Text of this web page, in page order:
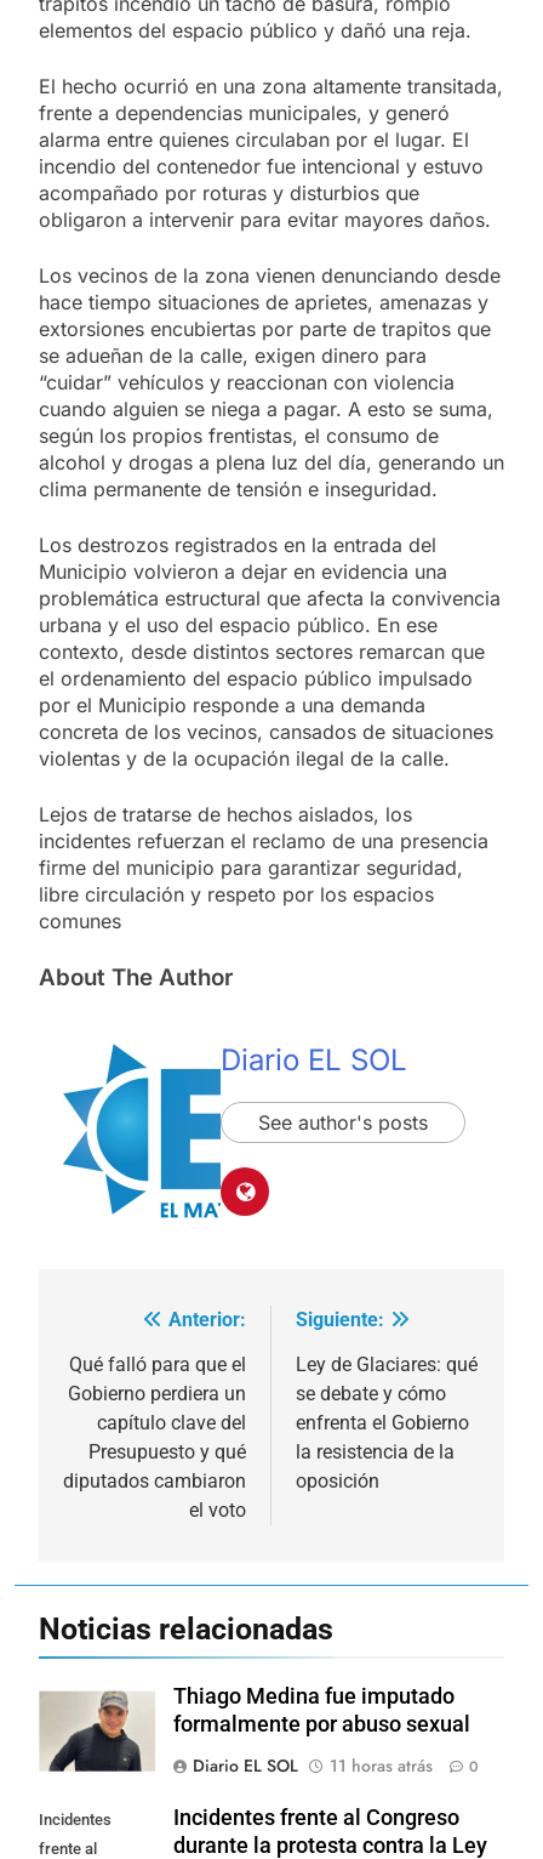
elementos del espacio público y dañó una reja.
El hecho ocurrió en una zona altamente transitada,
frente a dependencias municipales, y generó
alarma entre quienes circulaban por el lugar. El
incendio del contenedor fue intencional y estuvo
acompañado por roturas y disturbios que
obligaron a intervenir para evitar mayores daños.
Los vecinos de la zona vienen denunciando desde
hace tiempo situaciones de aprietes, amenazas y
extorsiones encubiertas por parte de trapitos que
se adueñan de la calle, exigen dinero para
“cuidar” vehículos y reaccionan con violencia
cuando alguien se niega a pagar. A esto se suma,
según los propios frentistas, el consumo de
alcohol y drogas a plena luz del día, generando un
clima permanente de tensión e inseguridad.
Los destrozos registrados en la entrada del
Municipio volvieron a dejar en evidencia una
problemática estructural que afecta la convivencia
urbana y el uso del espacio público. En ese
contexto, desde distintos sectores remarcan que
el ordenamiento del espacio público impulsado
por el Municipio responde a una demanda
concreta de los vecinos, cansados de situaciones
violentas y de la ocupación ilegal de la calle.
Lejos de tratarse de hechos aislados, los
incidentes refuerzan el reclamo de una presencia
firme del municipio para garantizar seguridad,
libre circulación y respeto por los espacios
comunes
About The Author
Diario EL SOL
See author's posts
Navegación
de
entradas
Anterior:
Qué falló para que el
Gobierno perdiera un
capítulo clave del
Presupuesto y qué
diputados cambiaron
el voto
Siguiente:
Ley de Glaciares: qué
se debate y cómo
enfrenta el Gobierno
la resistencia de la
oposición
Noticias relacionadas
Thiago Medina fue imputado
formalmente por abuso sexual
Diario EL SOL
11 horas atrás 0
Incidentes
frente al
Incidentes frente al Congreso
durante la protesta contra la Ley